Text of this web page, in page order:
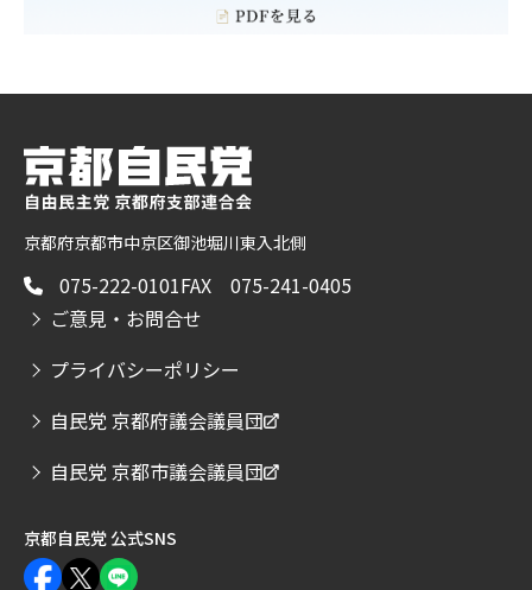
京都府京都市中京区御池堀川東入北側
075-222-0101FAX 075-241-0405
ご意見・お問合せ
プライバシーポリシー
自民党 京都府議会議員団
自民党 京都市議会議員団
京都自民党 公式SNS